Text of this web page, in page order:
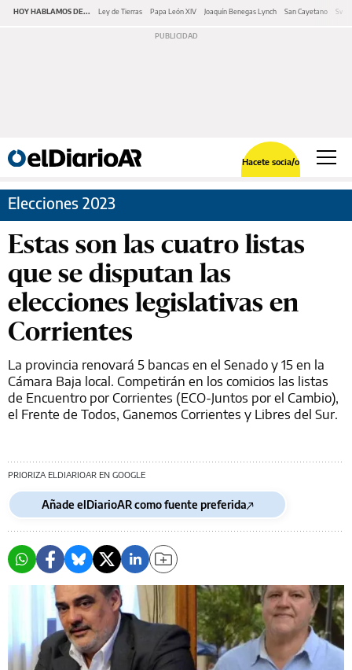
HOY HABLAMOS DE... Ley de Tierras Papa León XIV Joaquín Benegas Lynch San Cayetano
Hacete socia/o
Elecciones 2023
Estas son las cuatro listas
que se disputan las
elecciones legislativas en
Corrientes
La provincia renovará 5 bancas en el Senado y 15 en la
Cámara Baja local. Competirán en los comicios las listas
de Encuentro por Corrientes (ECO-Juntos por el Cambio),
el Frente de Todos, Ganemos Corrientes y Libres del Sur.
PRIORIZA ELDIARIOAR EN GOOGLE
Añade elDiarioAR como fuente preferida